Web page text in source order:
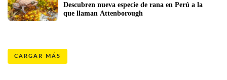
Descubren nueva especie de rana en Perú a la
que llaman Attenborough
CARGAR MÁS